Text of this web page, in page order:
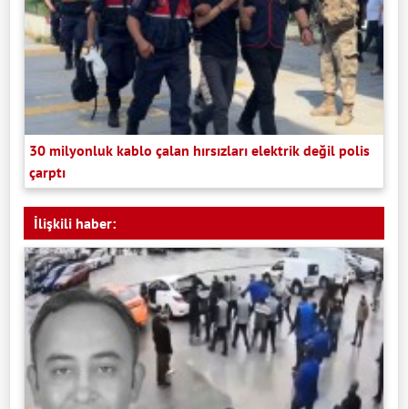
30 milyonluk kablo çalan hırsızları elektrik değil polis
çarptı
İlişkili haber: